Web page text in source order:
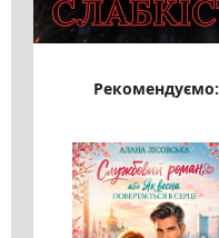
Рекомендуємо: